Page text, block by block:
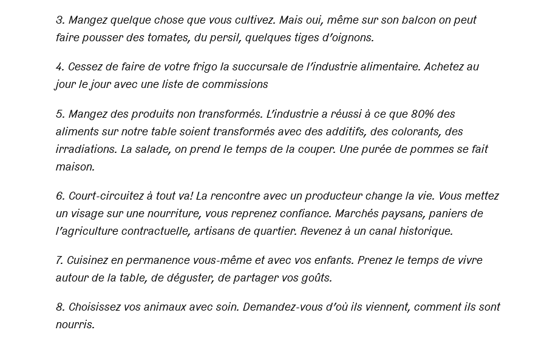
3. Mangez quelque chose que vous cultivez. Mais oui, même sur son balcon on peut
faire pousser des tomates, du persil, quelques tiges d’oignons.
4. Cessez de faire de votre frigo la succursale de l’industrie alimentaire. Achetez au
jour le jour avec une liste de commissions
5. Mangez des produits non transformés. L’industrie a réussi à ce que 80% des
aliments sur notre table soient transformés avec des additifs, des colorants, des
irradiations. La salade, on prend le temps de la couper. Une purée de pommes se fait
maison.
6. Court-circuitez à tout va! La rencontre avec un producteur change la vie. Vous mettez
un visage sur une nourriture, vous reprenez confiance. Marchés paysans, paniers de
l’agriculture contractuelle, artisans de quartier. Revenez à un canal historique.
7. Cuisinez en permanence vous-même et avec vos enfants. Prenez le temps de vivre
autour de la table, de déguster, de partager vos goûts.
8. Choisissez vos animaux avec soin. Demandez-vous d’où ils viennent, comment ils sont
nourris.